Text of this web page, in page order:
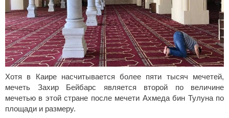
Хотя в Каире насчитывается более пяти тысяч мечетей,
мечеть Захир Бейбарс является второй по величине
мечетью в этой стране после мечети Ахмеда бин Тулуна по
площади и размеру.